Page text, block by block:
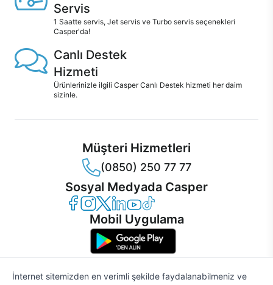
Servis
1 Saatte servis, Jet servis ve Turbo servis seçenekleri
Casper'da!
Canlı Destek
Hizmeti
Ürünlerinizle ilgili Casper Canlı Destek hizmeti her daim
sizinle.
Müşteri Hizmetleri
(0850) 250 77 77
Sosyal Medyada Casper
Casper Facebook
Casper Instagram
Casper Twitter
Casper LinkedIn
Casper YouTube
Casper TikTok
Mobil Uygulama
İnternet sitemizden en verimli şekilde faydalanabilmeniz ve